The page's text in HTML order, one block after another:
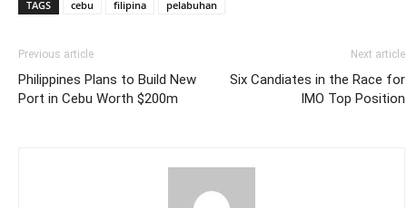
TAGS cebu filipina pelabuhan
Previous article
Philippines Plans to Build New
Port in Cebu Worth $200m
Next article
Six Candiates in the Race for
IMO Top Position